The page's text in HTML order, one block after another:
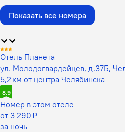
Показать все номера
Отель Планета
ул. Молодогвардейцев, д.37Б,
5,2 км от центра Челябинска
8,9
Номер в этом отеле
от 3 290 ₽
за ночь